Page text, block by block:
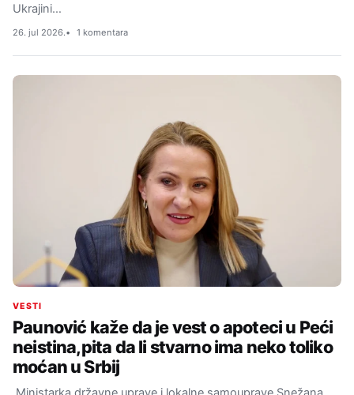
Ukrajini…
26. jul 2026. 1 komentara
VESTI
Paunović kaže da je vest o apoteci u Peći
neistina,pita da li stvarno ima neko toliko
moćan u Srbij